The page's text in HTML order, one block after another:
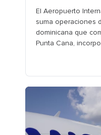
El Aeropuerto
suma operaciones
dominicana que
Punta Cana,